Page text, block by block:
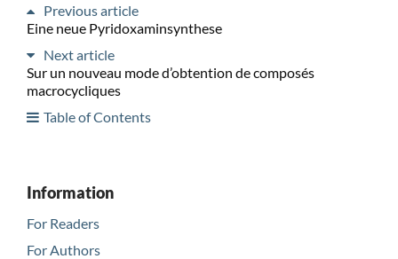
Previous article
Eine neue Pyridoxaminsynthese
Next article
Sur un nouveau mode d’obtention de composés
macrocycliques
Table of Contents
Information
For Readers
For Authors